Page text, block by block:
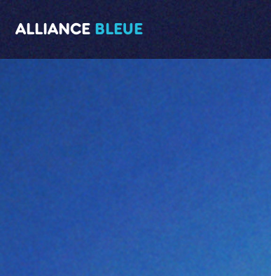
ALLIANCE BLEUE